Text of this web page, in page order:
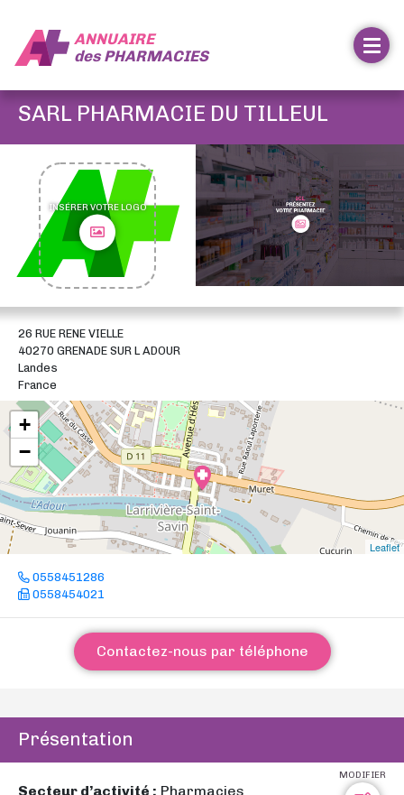
ANNUAIRE
desPHARMACIES
SARL PHARMACIE DU TILLEUL
INSÉRER VOTRE LOGO
26 RUE RENE VIELLE
40270 GRENADE SUR L ADOUR
Landes
France
+
−
Leaflet
0558451286
0558454021
Contactez-nous par téléphone
Présentation
MODIFIER
Secteur d’activité : Pharmacies